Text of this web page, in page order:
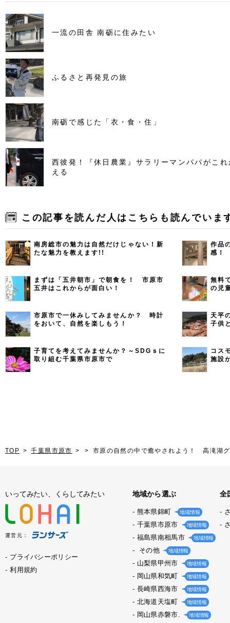
一流の田舎 南砺に住みたい
ふるさと再発見の旅
南砺で感じた「衣・食・住」
西彼発！『休日農業』サラリーマンパパがこ
える
この記事を読んだ人はこちらも読んでいま
南房総市の魅力は自然だけじゃない！新
たな魅力を教えます!!
作品
感！
まずは「五井朝市」で朝食を！ 市原市
五井はこれからが面白い！
無料
の児
市原市で一休みしてみませんか？ 時計
をおいて、自然を楽しもう！
天平
子供
子育てを考えてみませんか？～SDGｓに
取り組む千葉県市原市で
コス
施設
TOP 千葉県市原市 市原の自然の中で癒やされよう！ 高滝湖
いってみたい、くらしてみたい
運営元：
プライバシーポリシー
利用規約
地域から選ぶ
熊本県錦町 地域情報
千葉県市原市 地域情報
福島県南相馬市 地域情報
その他 地域情報
山梨県甲州市 地域情報
岡山県和気町 地域情報
長崎県西海市 地域情報
北海道天塩町 地域情報
岡山県赤磐市. 地域情報
全